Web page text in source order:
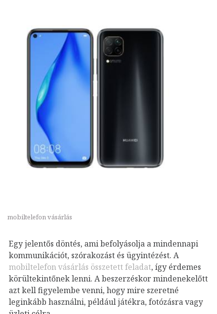
mobiltelefon vásárlás
Egy jelentős döntés, ami befolyásolja a mindennapi
kommunikációt, szórakozást és ügyintézést. A
mobiltelefon vásárlás összetett feladat, így érdemes
körültekintőnek lenni. A beszerzéskor mindenekelőtt
azt kell figyelembe venni, hogy mire szeretné
leginkább használni, például játékra, fotózásra vagy